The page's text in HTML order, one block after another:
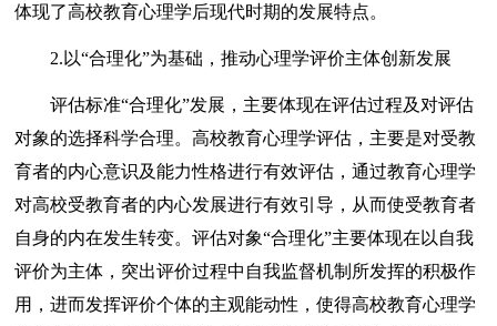
体现了高校教育心理学后现代时期的发展特点。
2.以“合理化”为基础，推动心理学评价主体创新发展
评估标准“合理化”发展，主要体现在评估过程及对评估
对象的选择科学合理。高校教育心理学评估，主要是对受教
育者的内心意识及能力性格进行有效评估，通过教育心理学
对高校受教育者的内心发展进行有效引导，从而使受教育者
自身的内在发生转变。评估对象“合理化”主要体现在以自我
评价为主体，突出评价过程中自我监督机制所发挥的积极作
用，进而发挥评价个体的主观能动性，使得高校教育心理学